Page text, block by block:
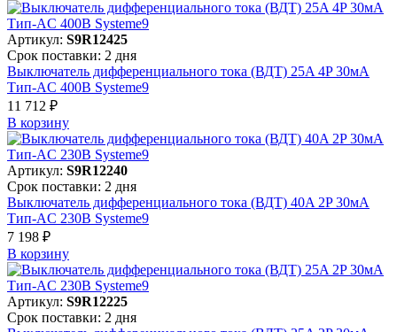
Артикул: S9R12425
Срок поставки: 2 дня
Выключатель дифференциального тока (ВДТ) 25A 4P 30мА
Тип-AC 400В Systeme9
11 712 ₽
В корзинy
Артикул: S9R12240
Срок поставки: 2 дня
Выключатель дифференциального тока (ВДТ) 40A 2P 30мА
Тип-AC 230В Systeme9
7 198 ₽
В корзинy
Артикул: S9R12225
Срок поставки: 2 дня